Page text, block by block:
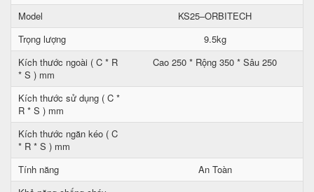
Model
KS25–ORBITECH
Trọng lượng
9.5kg
Kích thước ngoài ( C * R
* S ) mm
Cao 250 * Rộng 350 * Sâu 250
Kích thước sử dụng ( C *
R * S ) mm
Kích thước ngăn kéo ( C
* R * S ) mm
Tính năng
An Toàn